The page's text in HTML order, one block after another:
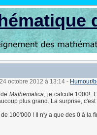
octobre 2012 à 13:14 - Humour/
Mathematica, je calcule 1000!.
plus grand. La surprise, c'est
100'000 ! Il n'y a que des 0 à la